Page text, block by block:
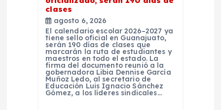
clases
agosto 6, 2026
El calendario escolar 2026–2027 ya
tiene sello oficial en Guanajuato,
serán 190 días de clases que
marcarán la ruta de estudiantes y
maestros en todo el estado. La
firma del documento reunió a la
gobernadora Libia Dennise García
Muñoz Ledo, al secretario de
Educación Luis Ignacio Sánchez
Gómez, a los líderes sindicales…